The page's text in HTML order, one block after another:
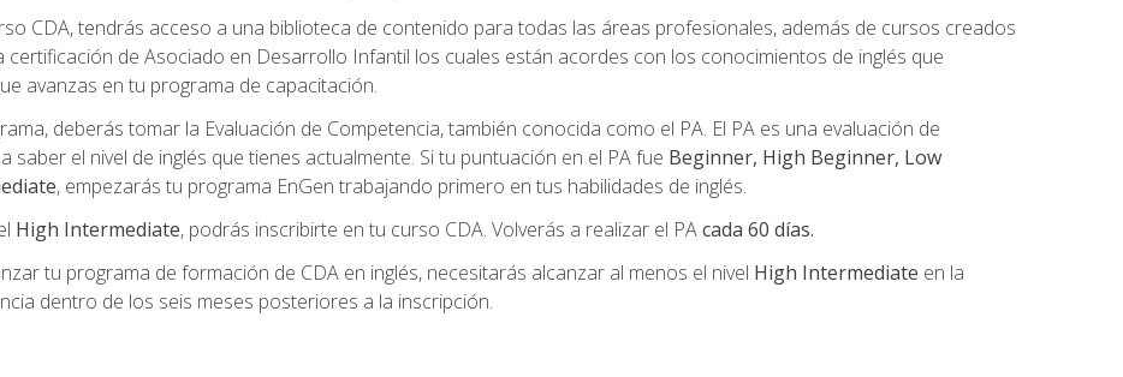
CDA, tendrás acceso a una biblioteca de contenido para todas las áreas profesionales, además de cursos creados
certificación de Asociado en Desarrollo Infantil los cuales están acordes con los conocimientos de inglés que
avanzas en tu programa de capacitación.
deberás tomar la Evaluación de Competencia, también conocida como el PA. El PA es una evaluación de
saber el nivel de inglés que tienes actualmente. Si tu puntuación en el PA fue Beginner, High Beginner, Low
, empezarás tu programa EnGen trabajando primero en tus habilidades de inglés.
High Intermediate, podrás inscribirte en tu curso CDA. Volverás a realizar el PAcada 60 días.
tu programa de formación de CDA en inglés, necesitarás alcanzar al menos el nivel High Intermediate en la
dentro de los seis meses posteriores a la inscripción.